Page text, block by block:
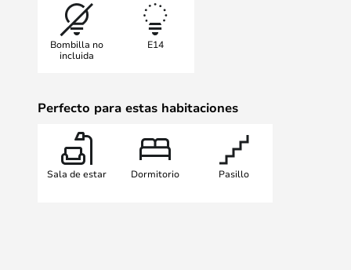
y elija aquí entre diferentes colores
Bombilla no
incluida
E14
Perfecto para estas habitaciones
Sala de estar Dormitorio Pasillo